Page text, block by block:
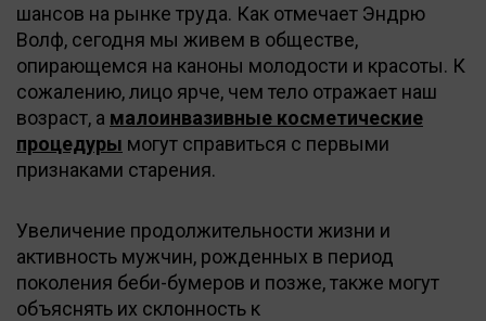
шансов на рынке труда. Как отмечает Эндрю
Волф, сегодня мы живем в обществе,
опирающемся на каноны молодости и красоты. К
сожалению, лицо ярче, чем тело отражает наш
возраст, а малоинвазивные косметические
процедуры могут справиться с первыми
признаками старения.
Увеличение продолжительности жизни и
активность мужчин, рожденных в период
поколения беби-бумеров и позже, также могут
объяснять их склонность к